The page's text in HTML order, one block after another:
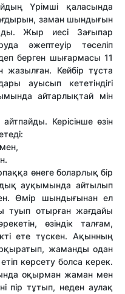
Үрімші қаласында
заман шындығын
Жыр иесі Зағыпар
әжептеуір төселіп
берген шығармасы 11
Кейбір тұста
ауысып кететіндігі
айтарлықтай мін
Керісінше өзін
өнеге боларлық бір
ауқымында айтылып
Өмір шындығынан ел
туып отырған жағдайы
өзіндік талғам,
ете түскен. Ақынның
жаманды одан
көрсету болса керек.
оқырман жаман мен
пір тұтып, неден аулақ